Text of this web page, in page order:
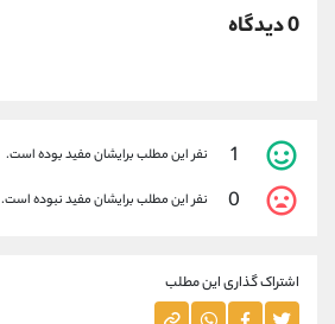
0 دیدگاه
1 نفر این مطلب برایشان مفید بوده است.
0 نفر این مطلب برایشان مفید نبوده است.
اشتراک گذاری این مطلب